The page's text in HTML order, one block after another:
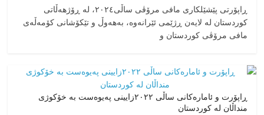
‎ڕاپۆرتی پێشێلکاری مافی مرۆڤی ساڵی٢٠٢٤، له ڕۆژهەڵاتی
کوردستان له لایەن ڕژێمی ئێرانەوە، بە‎هەوڵ و تێکۆشانی کۆمەڵەی
مافی مرۆڤی کوردستان و
ڕاپۆرت و ئامارەکانی ساڵی ٢٠٢٢زایینی پەیوەست بە خۆکوژی
منداڵان لە کوردستان